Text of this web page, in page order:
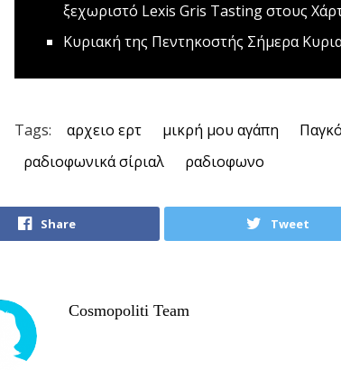
ξεχωριστό Lexis Gris Tasting στους
Κυριακή της Πεντηκοστής Σήμερα
Tags: αρχειο ερτ μικρή μου αγάπη
ραδιοφωνικά σίριαλ
ραδιοφωνο
Share Tweet
Cosmopoliti Team